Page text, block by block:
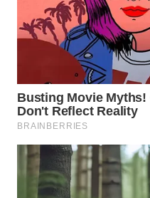
WN
NUSANTARA
JOGJA
WN
WN
BALI